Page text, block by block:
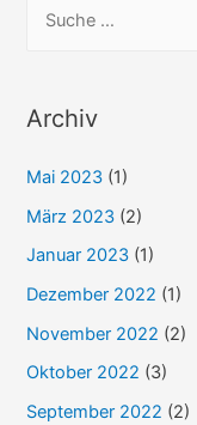
h
n
n
a
c
Archiv
Mai 2023 (1)
März 2023 (2)
Januar 2023 (1)
Dezember 2022 (1)
November 2022 (2)
Oktober 2022 (3)
September 2022 (2)